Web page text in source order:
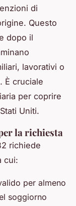
di
Questo
dopo il
lavorativi o
È cruciale
per coprire
Uniti.
la richiesta
richiede
cui:
per almeno
soggiorno